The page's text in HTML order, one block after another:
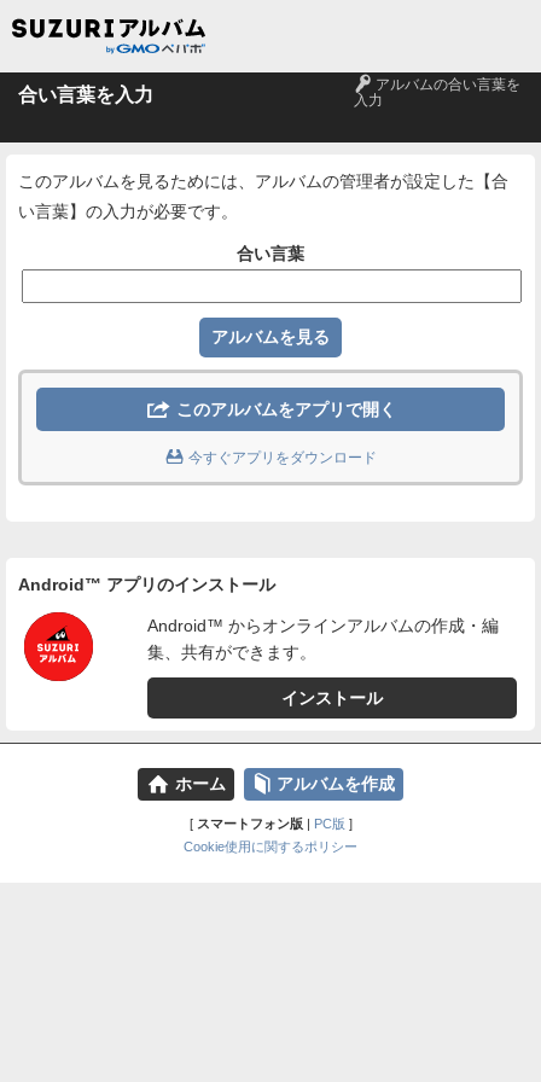
合い言葉を入力 🔑 アルバムの合い言葉を
入力
このアルバムを見るためには、アルバムの管理者が設定した【合
い言葉】の入力が必要です。
合い言葉
 このアルバムをアプリで開く
 今すぐアプリをダウンロード
Android™ アプリのインストール
Android™ からオンラインアルバムの作成・編
集、共有ができます。
インストール
⌂ ホーム 📕 アルバムを作成
[ スマートフォン版| PC版 ]
Cookie使用に関するポリシー